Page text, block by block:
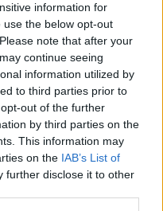
information for
the below opt-out
note that after your
continue seeing
information utilized by
to third parties prior to
out of the further
by third parties on the
This information may
on the IAB’s List of
further disclose it to other
στην
Champions
καριέρας του.
έχει ακόμα
χρόνιαστο
ήθελε να τα
θα μπορούσε να
σε ομαδικό και
με τουςTimes.